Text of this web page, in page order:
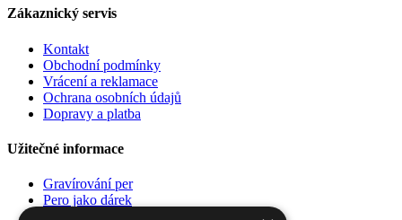
Zákaznický servis
Kontakt
Obchodní podmínky
Vrácení a reklamace
Ochrana osobních údajů
Dopravy a platba
Užitečné informace
Gravírování per
Pero jako dárek